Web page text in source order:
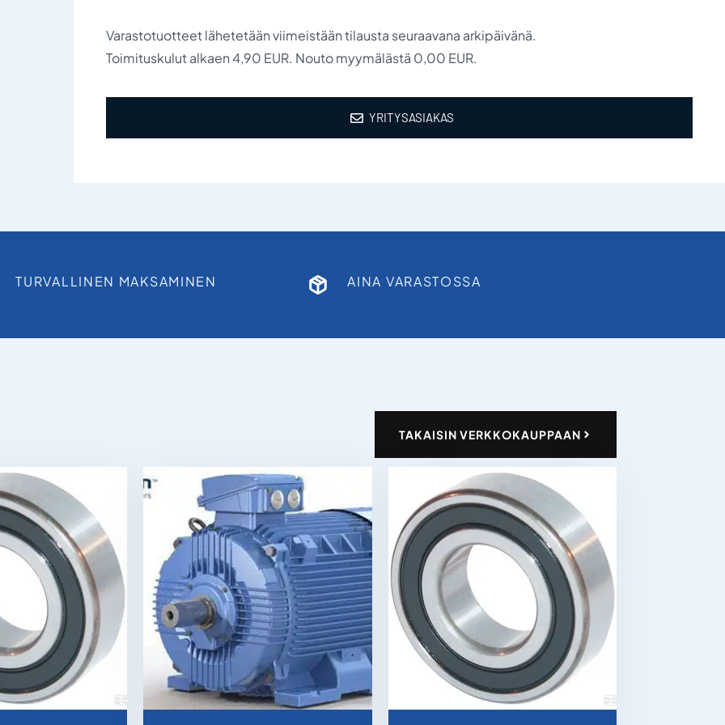
Varastotuotteet lähetetään viimeistään tilausta seuraavana arkipäivänä.
Toimituskulut alkaen 4,90 EUR. Nouto myymälästä 0,00 EUR.
YRITYSASIAKAS
TURVALLINEN MAKSAMINEN AINA VARASTOSSA
TAKAISIN VERKKOKAUPPAAN